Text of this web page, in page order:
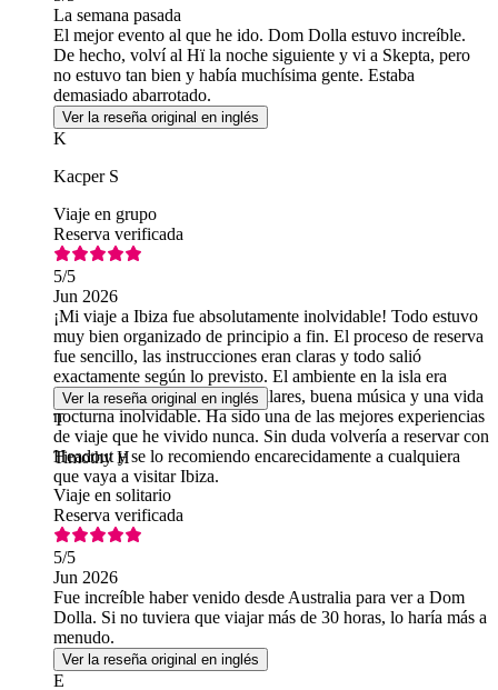
La semana pasada
El mejor evento al que he ido. Dom Dolla estuvo increíble.
De hecho, volví al Hï la noche siguiente y vi a Skepta, pero
no estuvo tan bien y había muchísima gente. Estaba
demasiado abarrotado.
Ver la reseña original en inglés
K
Kacper S
Viaje en grupo
Reserva verificada
5/5
Jun 2026
¡Mi viaje a Ibiza fue absolutamente inolvidable! Todo estuvo
muy bien organizado de principio a fin. El proceso de reserva
fue sencillo, las instrucciones eran claras y todo salió
exactamente según lo previsto. El ambiente en la isla era
increíble, con playas espectaculares, buena música y una vida
nocturna inolvidable. Ha sido una de las mejores experiencias
de viaje que he vivido nunca. Sin duda volvería a reservar con
Headout y se lo recomiendo encarecidamente a cualquiera
que vaya a visitar Ibiza.
Ver la reseña original en inglés
T
Timothy H
Viaje en solitario
Reserva verificada
5/5
Jun 2026
Fue increíble haber venido desde Australia para ver a Dom
Dolla. Si no tuviera que viajar más de 30 horas, lo haría más a
menudo.
Ver la reseña original en inglés
E